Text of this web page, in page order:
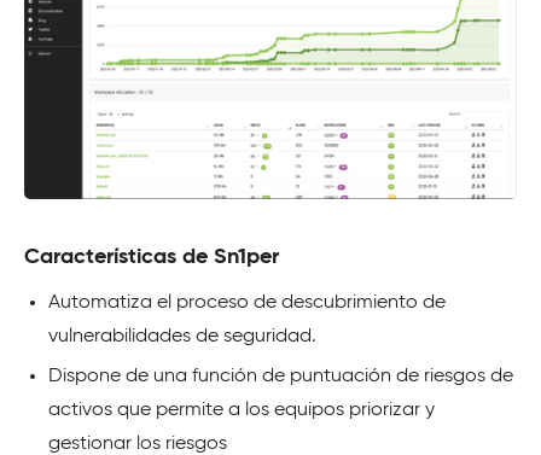
Características de Sn1per
Automatiza el proceso de descubrimiento de
vulnerabilidades de seguridad.
Dispone de una función de puntuación de riesgos de
activos que permite a los equipos priorizar y
gestionar los riesgos